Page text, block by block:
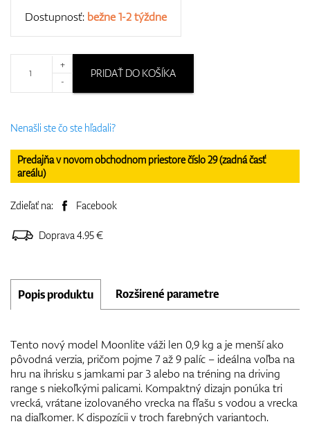
Darčekové poukážky
Dostupnosť: bežne 1-2 týždne
+
-
PRIDAŤ DO KOŠÍKA
Nenašli ste čo ste hľadali?
Predajňa v novom obchodnom priestore číslo 29 (zadná časť
areálu)
Zdieľať na: Facebook
Doprava 4.95 €
Popis produktu Rozširené parametre
Tento nový model Moonlite váži len 0,9 kg a je menší ako
pôvodná verzia, pričom pojme 7 až 9 palíc – ideálna voľba na
hru na ihrisku s jamkami par 3 alebo na tréning na driving
range s niekoľkými palicami. Kompaktný dizajn ponúka tri
vrecká, vrátane izolovaného vrecka na fľašu s vodou a vrecka
na diaľkomer. K dispozícii v troch farebných variantoch.